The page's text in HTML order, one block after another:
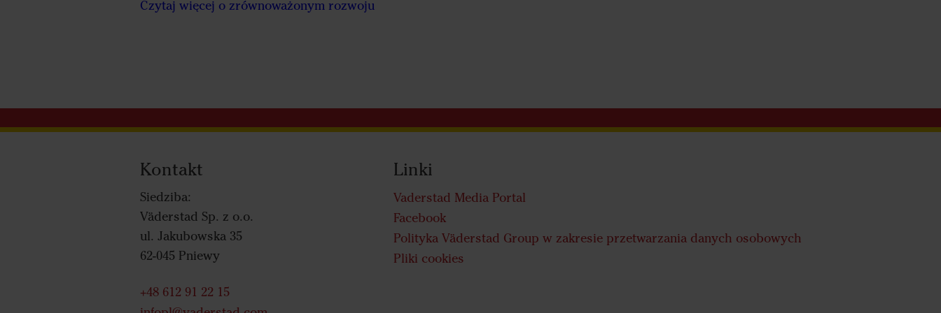
Czytaj więcej o zrównoważonym rozwoju
Kontakt
Siedziba:
Väderstad Sp. z o.o.
ul. Jakubowska 35
62-045 Pniewy
+48 612 91 22 15
Linki
Vaderstad Media Portal
Facebook
Polityka Väderstad Group w zakresie przetwarzania danych osobowych
Pliki cookies